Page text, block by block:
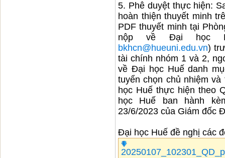
5. Phê duyệt thực hiện:
hoàn thiện thuyết minh
PDF thuyết minh tại
nộp về Đại học
bkhcn@hueuni.edu.vn)
tài chính nhóm 1 và 2,
về Đại học Huế danh
tuyển chọn chủ nhiệm
học Huế thực hiện theo
học Huế ban hành
23/6/2023 của Giám đốc
Đại học Huế đề nghị các